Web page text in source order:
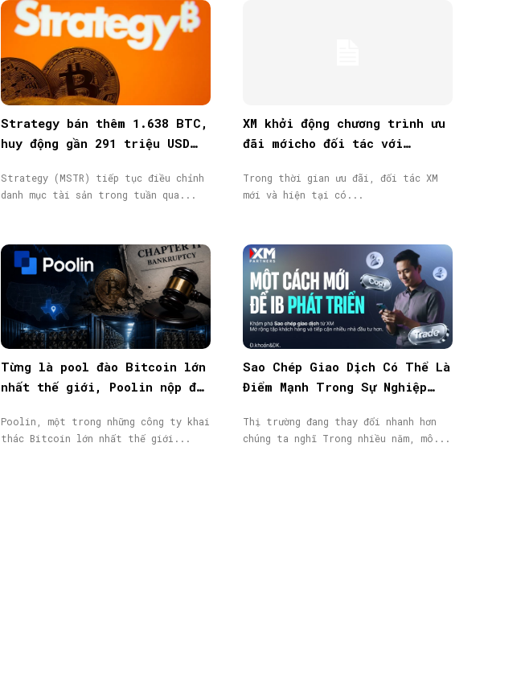
Strategy bán thêm 1.638 BTC,
huy động gần 291 triệu USD
Strategy (MSTR) tiếp tục điều chỉnh
danh mục tài sản trong tuần qua...
XM khởi động chương trình ưu
đãi mớicho đối tác với
40.000$
Trong thời gian ưu đãi, đối tác XM
mới và hiện tại có...
Từng là pool đào Bitcoin lớn
nhất thế giới, Poolin nộp đơn
Poolin, một trong những công ty khai
thác Bitcoin lớn nhất thế giới...
Sao Chép Giao Dịch Có Thể Là
Điểm Mạnh Trong Sự Nghiệp
Thị trường đang thay đổi nhanh hơn
chúng ta nghĩ Trong nhiều năm, mô...